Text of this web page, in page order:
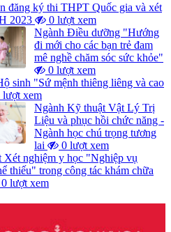
đăng ký thi THPT Quốc gia và xét
2023
0 lượt xem
Ngành Điều dưỡng "Hướng
đi mới cho các bạn trẻ đam
mê nghề chăm sóc sức khỏe"
0 lượt xem
sinh "Sứ mệnh thiêng liêng và cao
lượt xem
Ngành Kỹ thuật Vật Lý Trị
Liệu và phục hồi chức năng -
Ngành học chú trọng tương
lai
0 lượt xem
Xét nghiệm y học "Nghiệp vụ
thiếu" trong công tác khám chữa
0 lượt xem